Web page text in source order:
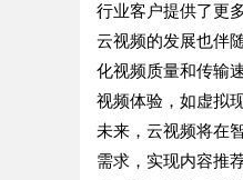
行业客户提供了更
云视频的发展也伴
化视频质量和传输
视频体验，如虚拟
未来，云视频将在
需求，实现内容推